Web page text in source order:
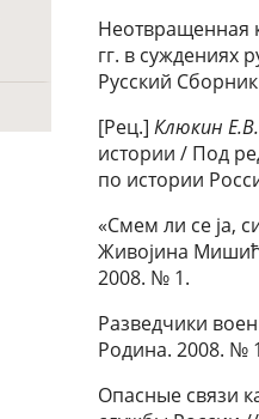
Неотвращенная
гг. в суждениях
Русский
[Рец.]Клюкин Е.В.
истории / Под
по истории
«Смем ли се jа,
Живоjина
2008. № 1.
Разведчики
Родина. 2008. №
Опасные связи